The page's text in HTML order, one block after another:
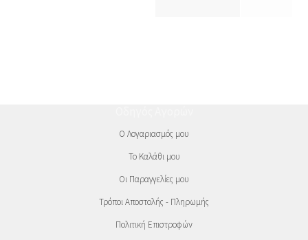
Ο Λογαριασμός μου
Το Καλάθι μου
Οι Παραγγελίες μου
Τρόποι Αποστολής - Πληρωμής
Πολιτική Επιστροφών